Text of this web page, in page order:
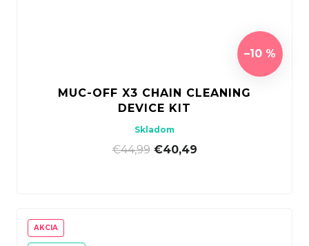
–10 %
MUC-OFF X3 CHAIN CLEANING
DEVICE KIT
Skladom
€44,99| €40,49
AKCIA